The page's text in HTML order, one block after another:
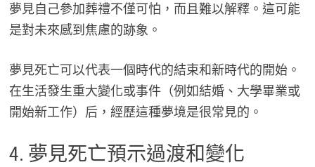
夢見自己參加葬禮不僅可怕，而且難以解釋。這可能
是對未來感到焦慮的跡象。
夢見死亡可以代表一個時代的結束和新時代的開始。
在生活發生重大變化或事件（例如結婚、大學畢業或
開始新工作）后，經歷這種夢境是很常見的。
4. 夢見死亡預示過渡和變化